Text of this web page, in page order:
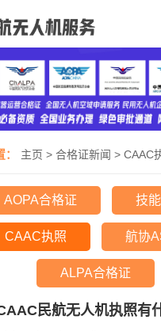
主页 > 合格证新闻 > CAAC
AOPA合格证 技
CAAC执照 航协
ALPA合格证
民航无人机执照有